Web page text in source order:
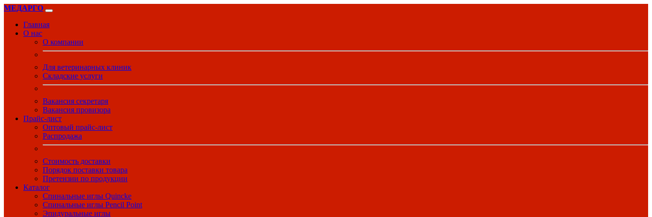
МЕДАРГО
Главная
О нас
О компании
Для ветеринарных клиник
Складские услуги
Вакансия секретаря
Вакансия провизора
Прайс-лист
Оптовый прайс-лист
Распродажа
Стоимость доставки
Порядок поставки товара
Претензии по продукции
Каталог
Спинальные иглы Quincke
Спинальные иглы Pencil Point
Эпидуральные иглы